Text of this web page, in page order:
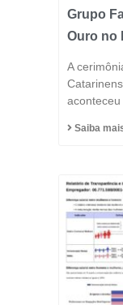
Grupo
Ouro no
as
A
aconteceu
Saiba